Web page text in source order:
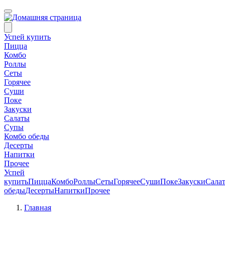
Успей купить
Пицца
Комбо
Роллы
Сеты
Горячее
Суши
Поке
Закуски
Салаты
Супы
Комбо обеды
Десерты
Напитки
Прочее
Успей
купитьПиццаКомбоРоллыСетыГорячееСушиПокеЗакуски
обедыДесертыНапиткиПрочее
Главная